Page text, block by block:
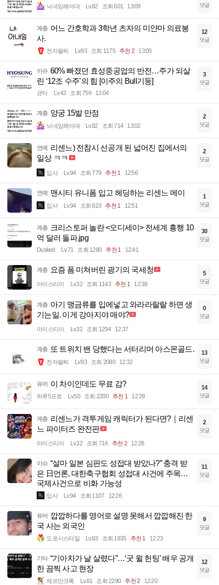
닉네임해야대 Lv.82 조회 601 13:09 댓글
계층 어느 간호학과 3학년 츠자의 미얀마 의료봉
사.
전자팔찌 Lv.93 조회 1175 추천 2 13:05
12
댓글
이슈 60% 빠졌던 효성중공업의 반전…주가 되살
린 ‘12조 수주’의 힘 [이주의 Bull기둥]
균터 Lv.42 조회 756 13:04
3
댓글
계층 양궁 15발 만점
닉네임해야대 Lv.82 조회 714 13:02
2
댓글
연예 리센느) 전참시 선공개 된 넓어진 집에서의
일상 ㅋㅋ
입사 Lv.94 조회 779 추천 1 12:56
2
댓글
연예 맨시티 유니폼 입고 헤딩하는 리센느 메이
입사 Lv.94 조회 823 추천 1 12:51
1
댓글
계층 크리스토퍼 놀란 <오디세이> 전세계 흥행 10
억 달러 돌파.jpg
Dusked Lv.71 조회 1280 추천 1 12:41
30
댓글
계층 요즘 폼 미쳐버린 광기의 국세청
아이스티이 Lv.32 조회 1143 추천 1 12:39
5
댓글
계층 아기 맹금류를 입에넣고 와라라랄랄 하면 생
기는일. 이게 강아지야 매야?
아이스티이 Lv.32 조회 1294 12:37
0
댓글
계층 또 트위치 밴 당했다는 서터리머 아스몬골드.
전자팔찌 Lv.93 조회 2080 12:32
13
댓글
유머 이 차이인데도 무료 감?
하루5프로 Lv.50 조회 2200 추천 1 12:28
14
댓글
계층 리센느가 격투게임 캐릭터가 된다면?｜리센
느 파이터즈 완전판
아이스티이 Lv.32 조회 714 추천 2 12:26
2
댓글
이슈 “설마 일본 심판도 성접대 받았나?” 충격 받
은 日언론, 대한축구협회 성접대 사건에 주목…
국제사건으로 비화 가능성
입사 Lv.94 조회 1107 12:26
11
댓글
유머 깝깝하다를 영어로 설명 못해서 깝깝해진 한
국 사는 외국인
도로시스타일 Lv.83 조회 1835 추천 1 12:23
9
댓글
기타 “기아차가 날 살렸다”…‘굿 윌 헌팅’ 배우 공개
한 끔찍 사고 현장
제르만크록 Lv.81 조회 2290 추천 2 12:20
12
댓글